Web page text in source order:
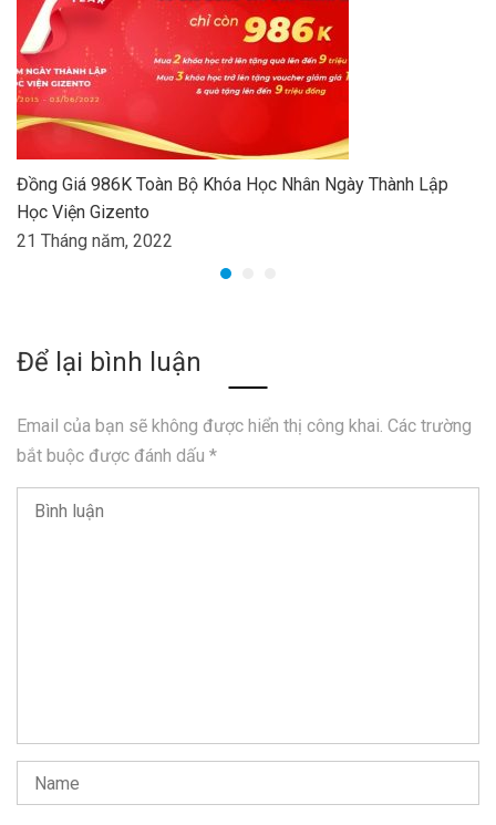
Đồng Giá 986K Toàn Bộ Khóa Học Nhân Ngày Thành Lập
Học Viện Gizento
21 Tháng năm, 2022
Để lại bình luận
Email của bạn sẽ không được hiển thị công khai. Các trường
bắt buộc được đánh dấu *